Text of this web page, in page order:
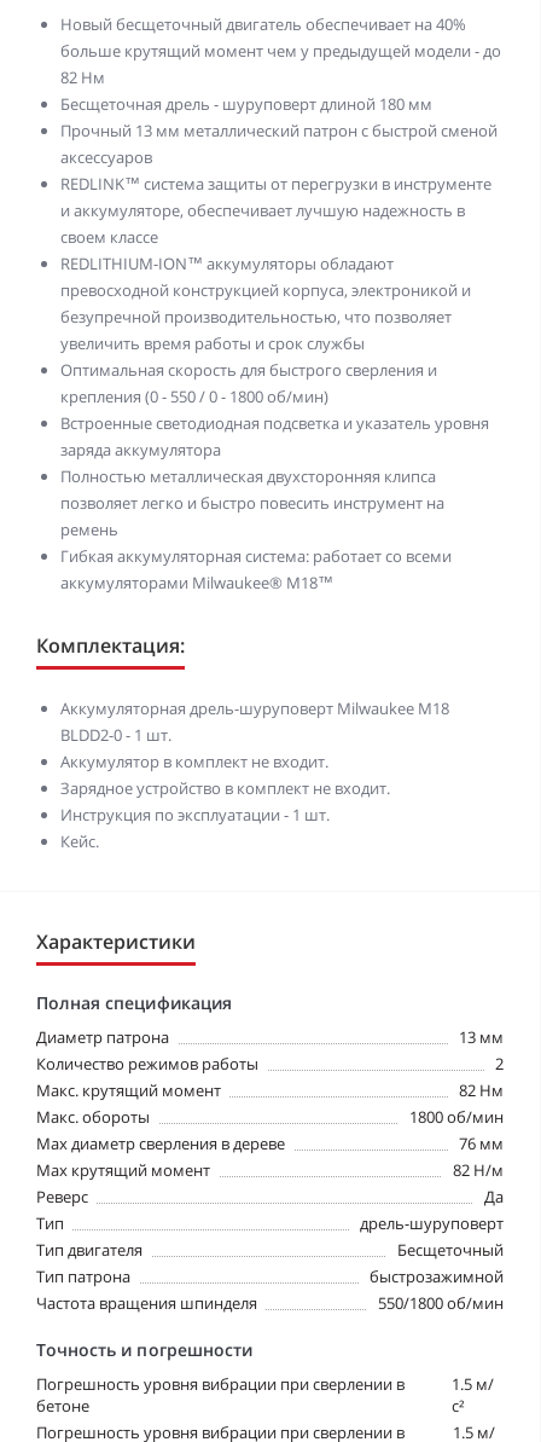
Новый бесщеточный двигатель обеспечивает на 40%
больше крутящий момент чем у предыдущей модели - до
82 Нм
Бесщеточная дрель - шуруповерт длиной 180 мм
Прочный 13 мм металлический патрон с быстрой сменой
аксессуаров
REDLINK™ система защиты от перегрузки в инструменте
и аккумуляторе, обеспечивает лучшую надежность в
своем классе
REDLITHIUM-ION™ аккумуляторы обладают
превосходной конструкцией корпуса, электроникой и
безупречной производительностью, что позволяет
увеличить время работы и срок службы
Оптимальная скорость для быстрого сверления и
крепления (0 - 550 / 0 - 1800 об/мин)
Встроенные светодиодная подсветка и указатель уровня
заряда аккумулятора
Полностью металлическая двухсторонняя клипса
позволяет легко и быстро повесить инструмент на
ремень
Гибкая аккумуляторная система: работает со всеми
аккумуляторами Milwaukee® М18™
Комплектация:
Аккумуляторная дрель-шуруповерт Milwaukee M18
BLDD2-0 - 1 шт.
Аккумулятор в комплект не входит.
Зарядное устройство в комплект не входит.
Инструкция по эксплуатации - 1 шт.
Кейс.
Характеристики
Полная спецификация
Диаметр патрона
13 мм
Количество режимов работы
2
Макс. крутящий момент
82 Нм
Макс. обороты
1800 об/мин
Мах диаметр сверления в дереве
76 мм
Мах крутящий момент
82 Н/м
Реверс
Да
Тип
дрель-шуруповерт
Тип двигателя
Бесщеточный
Тип патрона
быстрозажимной
Частота вращения шпинделя
550/1800 об/мин
Точность и погрешности
Погрешность уровня вибрации при сверлении в
бетоне
1.5 м/
с²
Погрешность уровня вибрации при сверлении в
1.5 м/